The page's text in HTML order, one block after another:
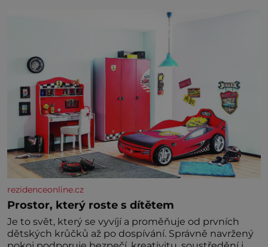
nedokážeme představit. Její příběh je
rezidenceonline.cz
Prostor, který roste s dítětem
Je to svět, který se vyvíjí a proměňuje od prvních
dětských krůčků až po dospívání. Správně navržený